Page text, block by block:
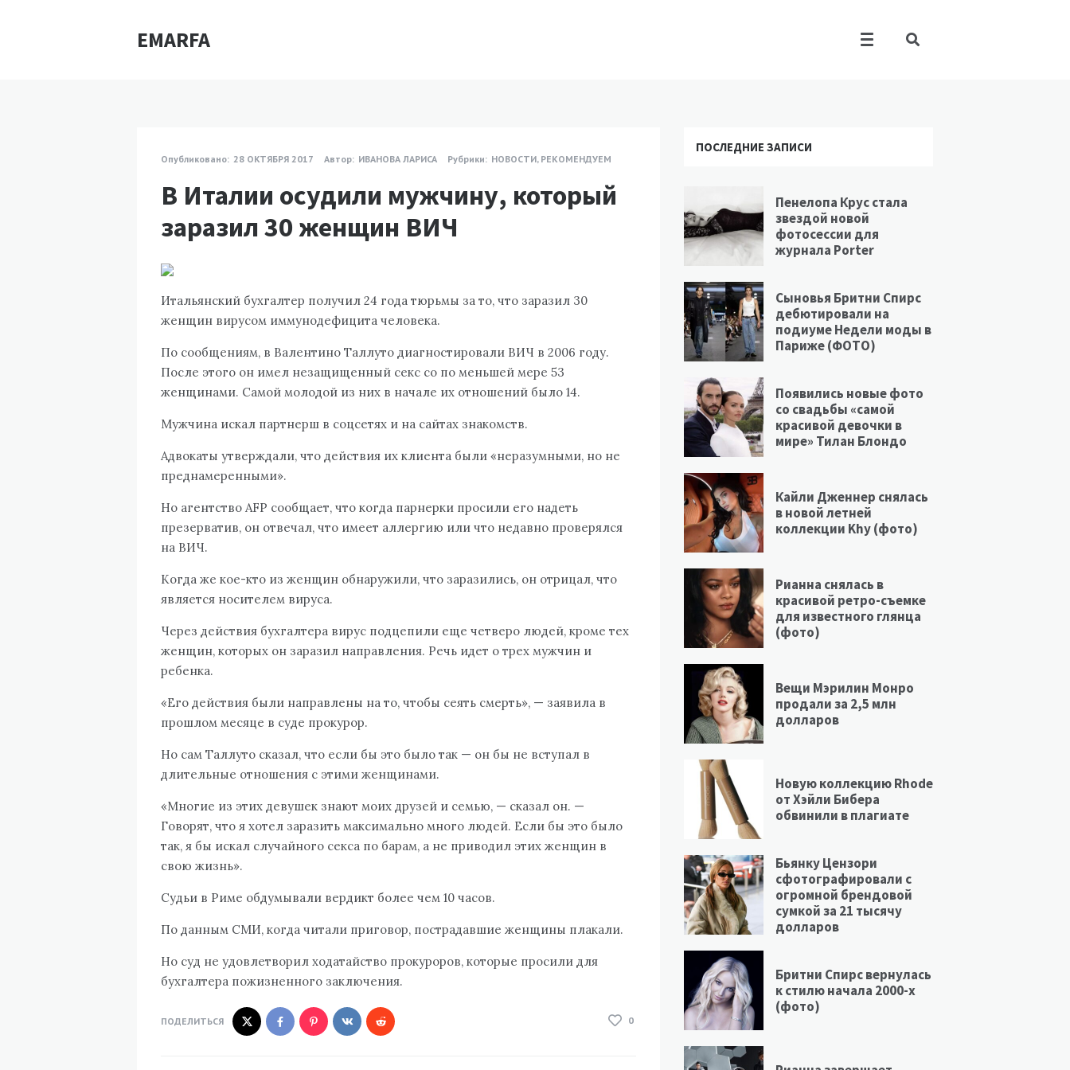
EMARFA
Опубликовано: 28 ОКТЯБРЯ 2017 Автор: ИВАНОВА ЛАРИСА Рубрики: НОВОСТИ, РЕКОМЕНДУЕМ
В Италии осудили мужчину, который
заразил 30 женщин ВИЧ
Итальянский бухгалтер получил 24 года тюрьмы за то, что заразил 30
женщин вирусом иммунодефицита человека.
По сообщениям, в Валентино Таллуто диагностировали ВИЧ в 2006 году.
После этого он имел незащищенный секс со по меньшей мере 53
женщинами. Самой молодой из них в начале их отношений было 14.
Мужчина искал партнерш в соцсетях и на сайтах знакомств.
Адвокаты утверждали, что действия их клиента были «неразумными, но не
преднамеренными».
Но агентство AFP сообщает, что когда парнерки просили его надеть
презерватив, он отвечал, что имеет аллергию или что недавно проверялся
на ВИЧ.
Когда же кое-кто из женщин обнаружили, что заразились, он отрицал, что
является носителем вируса.
Через действия бухгалтера вирус подцепили еще четверо людей, кроме тех
женщин, которых он заразил направления. Речь идет о трех мужчин и
ребенка.
«Его действия были направлены на то, чтобы сеять смерть», — заявила в
прошлом месяце в суде прокурор.
Но сам Таллуто сказал, что если бы это было так — он бы не вступал в
длительные отношения с этими женщинами.
«Многие из этих девушек знают моих друзей и семью, — сказал он. —
Говорят, что я хотел заразить максимально много людей. Если бы это было
так, я бы искал случайного секса по барам, а не приводил этих женщин в
свою жизнь».
Судьи в Риме обдумывали вердикт более чем 10 часов.
По данным СМИ, когда читали приговор, пострадавшие женщины плакали.
Но суд не удовлетворил ходатайство прокуроров, которые просили для
бухгалтера пожизненного заключения.
ПОДЕЛИТЬСЯ 0
ПОСЛЕДНИЕ ЗАПИСИ
Пенелопа Крус стала
звездой новой
фотосессии для
журнала Porter
Сыновья Бритни Спирс
дебютировали на
подиуме Недели моды в
Париже (ФОТО)
Появились новые фото
со свадьбы «самой
красивой девочки в
мире» Тилан Блондо
Кайли Дженнер снялась
в новой летней
коллекции Khy (фото)
Рианна снялась в
красивой ретро-съемке
для известного глянца
(фото)
Вещи Мэрилин Монро
продали за 2,5 млн
долларов
Новую коллекцию Rhode
от Хэйли Бибера
обвинили в плагиате
Бьянку Цензори
сфотографировали с
огромной брендовой
сумкой за 21 тысячу
долларов
Бритни Спирс вернулась
к стилю начала 2000-х
(фото)